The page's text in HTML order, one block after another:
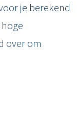
je berekend
over om